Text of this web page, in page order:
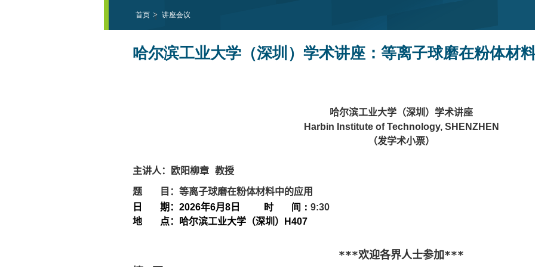
首页 讲座会议
哈尔滨工业大学（深圳）学术讲座：等离子球磨在粉体材
哈尔滨工业大学（深圳）学术讲座
Harbin Institute of Technology, SHENZHEN
（发学术小票）
主讲人：欧阳柳章 教授
题 目：等离子球磨在粉体材料中的应用
日 期： 2026年6月 8 日 时 间： 9:30
地 点：哈尔滨工业大学（深圳） H407
***欢迎各界人士参加***